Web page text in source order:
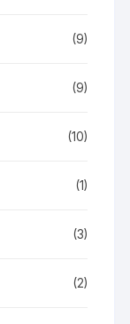
(9)
(9)
(10)
(1)
(3)
(2)